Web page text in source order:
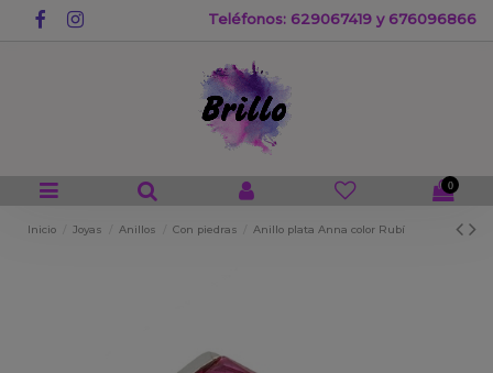
Teléfonos: 629067419 y 676096866
0
Inicio Joyas Anillos Con piedras Anillo plata Anna color Rubí